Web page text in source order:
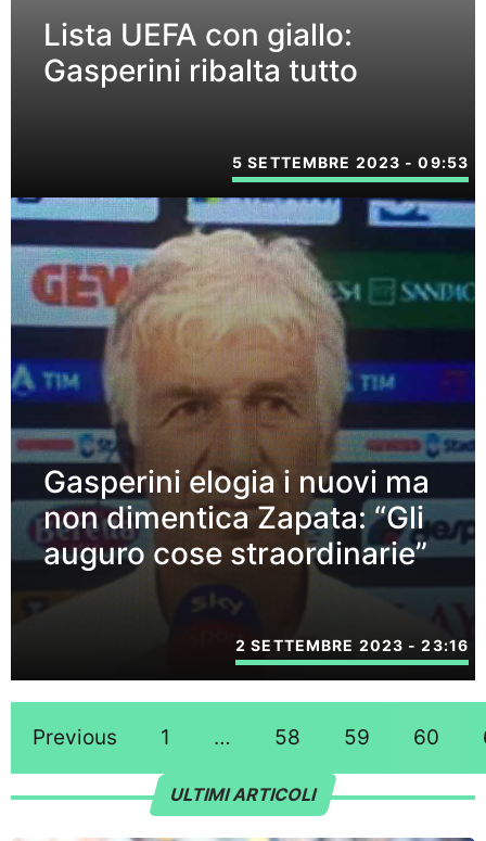
Lista UEFA con giallo:
Gasperini ribalta tutto
5 SETTEMBRE 2023 - 09:53
Gasperini elogia i nuovi ma
non dimentica Zapata: “Gli
auguro cose straordinarie”
2 SETTEMBRE 2023 - 23:16
Previous 1 … 58 59 60
ULTIMI ARTICOLI